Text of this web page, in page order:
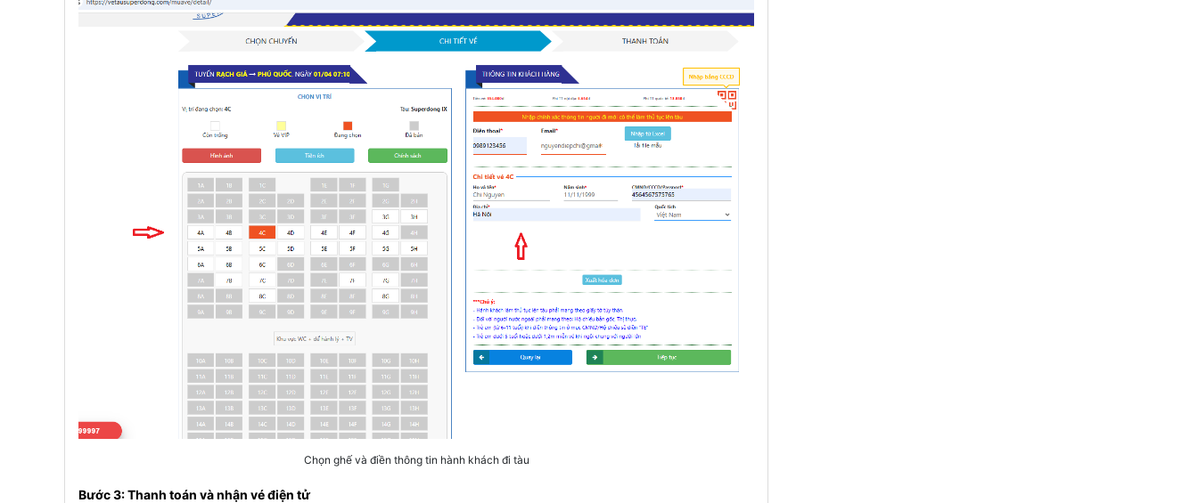
Chọn ghế và điền thông tin hành khách đi tàu
Bước 3: Thanh toán và nhận vé điện tử